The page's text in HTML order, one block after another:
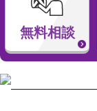
無料相談